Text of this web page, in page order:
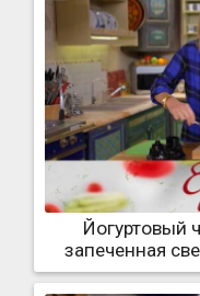
Йогуртовый
запеченная